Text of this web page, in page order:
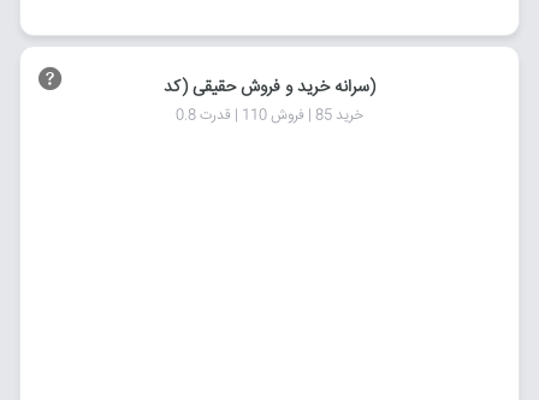
سرانه خرید و فروش حقیقی (کد)
خرید 85 | فروش 110 | قدرت 0.8